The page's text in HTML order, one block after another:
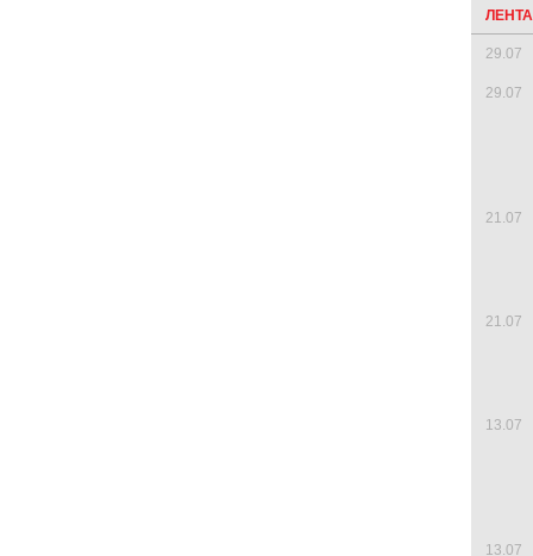
29.07
29.07
21.07
21.07
13.07
13.07